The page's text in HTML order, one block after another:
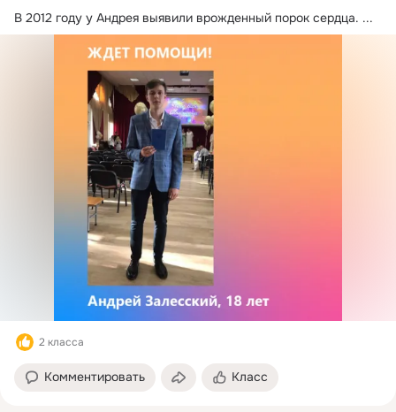
В 2012 году у Андрея выявили врожденный порок сердца. ...
2 класса
Комментировать Класс